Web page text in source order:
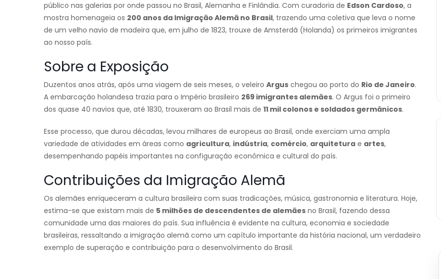
público nas galerias por onde passou no Brasil, Alemanha e Finlândia. Com curadoria de Edson Cardoso, a
mostra homenageia os 200 anos da Imigração Alemã no Brasil, trazendo uma coletiva que leva o nome
de um velho navio de madeira que, em julho de 1823, trouxe de Amsterdã (Holanda) os primeiros imigrantes
ao nosso país.
Sobre a Exposição
Duzentos anos atrás, após uma viagem de seis meses, o veleiro Argus chegou ao porto do Rio de Janeiro.
A embarcação holandesa trazia para o Império brasileiro 269 imigrantes alemães. O Argus foi o primeiro
dos quase 40 navios que, até 1830, trouxeram ao Brasil mais de 11 mil colonos e soldados germânicos.
Esse processo, que durou décadas, levou milhares de europeus ao Brasil, onde exerciam uma ampla
variedade de atividades em áreas como agricultura, indústria, comércio, arquitetura e artes,
desempenhando papéis importantes na configuração econômica e cultural do país.
Contribuições da Imigração Alemã
Os alemães enriqueceram a cultura brasileira com suas tradicações, música, gastronomia e literatura. Hoje,
estima-se que existam mais de 5 milhões de descendentes de alemães no Brasil, fazendo dessa
comunidade uma das maiores do país. Sua influência é evidente na cultura, economia e sociedade
brasileiras, ressaltando a imigração alemã como um capítulo importante da história nacional, um verdadeiro
exemplo de superação e contribuição para o desenvolvimento do Brasil.